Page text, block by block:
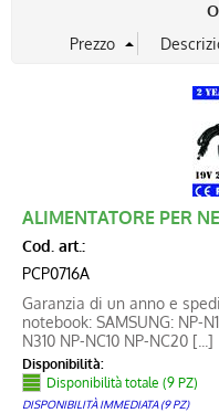
ALIMENTATORE PER
Cod. art.:
PCP0716A
Garanzia di un anno e
notebook: SAMSUNG: NP-
N310 NP-NC10 NP-NC20 [...]
Disponibilità:
Disponibilità totale (9 PZ)
DISPONIBILITÀ IMMEDIATA (9 PZ)